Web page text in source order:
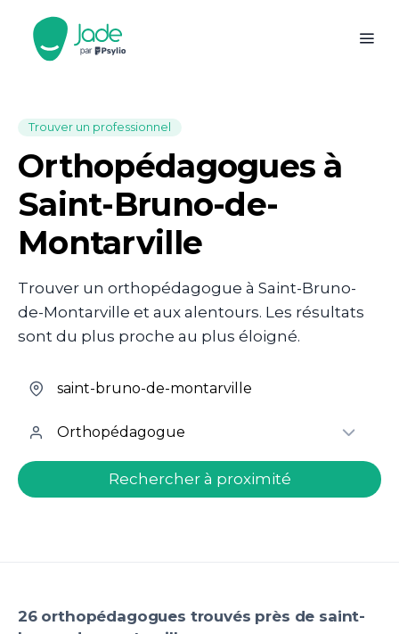
Trouver un professionnel
Orthopédagogues à
Saint-Bruno-de-
Montarville
Trouver un orthopédagogue à Saint-Bruno-
de-Montarville et aux alentours. Les résultats
sont du plus proche au plus éloigné.
welcome.search.find.subtitle
Rechercher à proximité
26 orthopédagogues trouvés près de saint-